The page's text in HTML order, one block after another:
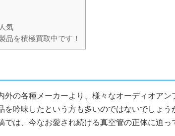
気
を積極買取中です！
外の各種メーカーより、様々なオーディオアン
吟味したという方も多いのではないでしょう
は、今なお愛され続ける真空管の正体に迫っ